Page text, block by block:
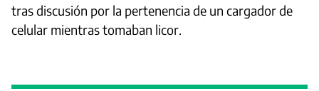
tras discusión por la pertenencia de un cargador de
celular mientras tomaban licor.